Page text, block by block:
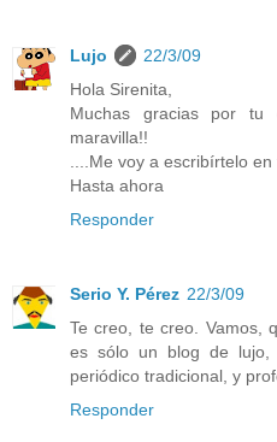
Lujo
22/3/09
Hola Sirenita,
Muchas gracias por tu
maravilla!!
....Me voy a escribírtelo
Hasta ahora
Responder
Serio Y. Pérez 22/3/09
Te creo, te creo. Vamos,
es sólo un blog de lujo,
periódico tradicional, y
Responder